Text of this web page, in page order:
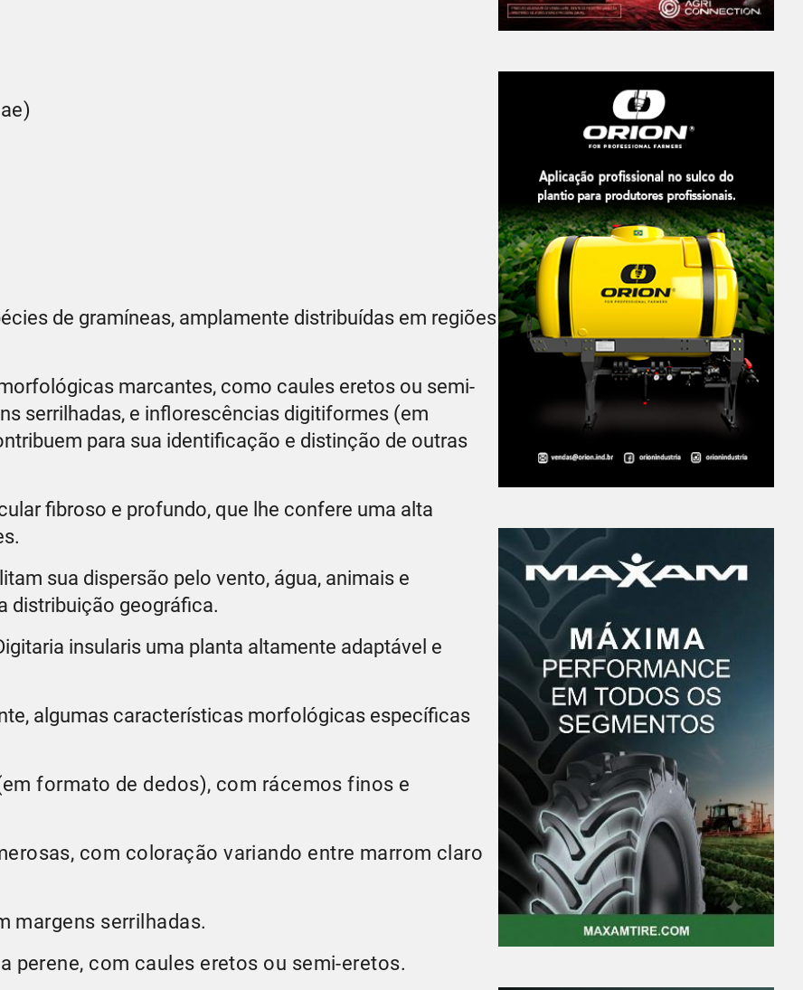
de gramíneas, amplamente distribuídas em regiões
marcantes, como caules eretos ou semi-
serrilhadas, e inflorescências digitiformes (em
para sua identificação e distinção de outras
fibroso e profundo, que lhe confere uma alta
sua dispersão pelo vento, água, animais e
distribuição geográfica.
insularis uma planta altamente adaptável e
algumas características morfológicas específicas
formato de dedos), com rácemos finos e
com coloração variando entre marrom claro
margens serrilhadas.
perene, com caules eretos ou semi-eretos.